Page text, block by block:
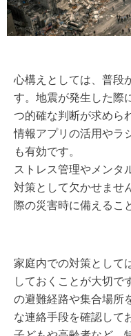
心構えとしては、普段
す。地震が発生した際
つ的確な判断が求めら
情報アプリの活用やラ
も有効です。
ストレス管理やメンタ
対策として欠かせませ
際の災害時に備えるこ
家庭内での対策として
しておくことが大切で
の避難経路や集合場所
な連絡手段を確認して